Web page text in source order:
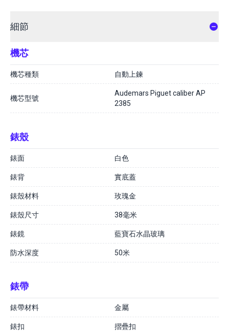
細節
機芯
機芯種類 自動上鍊
機芯型號
Audemars Piguet caliber AP
2385
錶殼
錶面 白色
錶背 實底蓋
錶殼材料 玫瑰金
錶殼尺寸 38毫米
錶鏡 藍寶石水晶玻璃
防水深度 50米
錶帶
錶帶材料 金屬
錶扣 摺疊扣